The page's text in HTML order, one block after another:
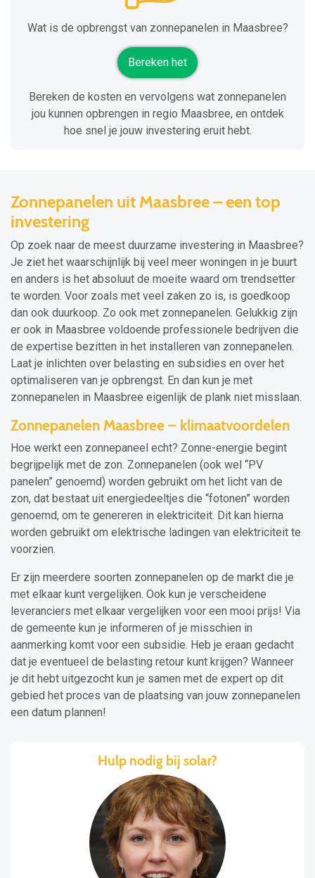
Wat is de opbrengst van zonnepanelen in Maasbree?
Bereken het
Bereken de kosten en vervolgens wat zonnepanelen
jou kunnen opbrengen in regio Maasbree, en ontdek
hoe snel je jouw investering eruit hebt.
Zonnepanelen uit Maasbree – een top
investering
Op zoek naar de meest duurzame investering in Maasbree?
Je ziet het waarschijnlijk bij veel meer woningen in je buurt
en anders is het absoluut de moeite waard om trendsetter
te worden. Voor zoals met veel zaken zo is, is goedkoop
dan ook duurkoop. Zo ook met zonnepanelen. Gelukkig zijn
er ook in Maasbree voldoende professionele bedrijven die
de expertise bezitten in het installeren van zonnepanelen.
Laat je inlichten over belasting en subsidies en over het
optimaliseren van je opbrengst. En dan kun je met
zonnepanelen in Maasbree eigenlijk de plank niet misslaan.
Zonnepanelen Maasbree – klimaatvoordelen
Hoe werkt een zonnepaneel echt? Zonne-energie begint
begrijpelijk met de zon. Zonnepanelen (ook wel “PV
panelen” genoemd) worden gebruikt om het licht van de
zon, dat bestaat uit energiedeeltjes die “fotonen” worden
genoemd, om te genereren in elektriciteit. Dit kan hierna
worden gebruikt om elektrische ladingen van elektriciteit te
voorzien.
Er zijn meerdere soorten zonnepanelen op de markt die je
met elkaar kunt vergelijken. Ook kun je verscheidene
leveranciers met elkaar vergelijken voor een mooi prijs! Via
de gemeente kun je informeren of je misschien in
aanmerking komt voor een subsidie. Heb je eraan gedacht
dat je eventueel de belasting retour kunt krijgen? Wanneer
je dit hebt uitgezocht kun je samen met de expert op dit
gebied het proces van de plaatsing van jouw zonnepanelen
een datum plannen!
Hulp nodig bij solar?